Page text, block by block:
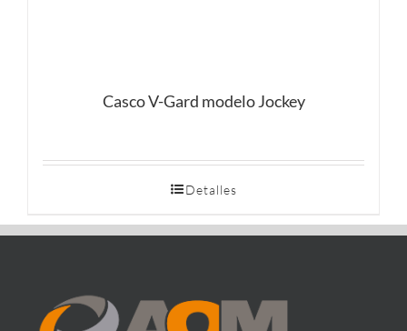
Casco V-Gard modelo Jockey
Detalles